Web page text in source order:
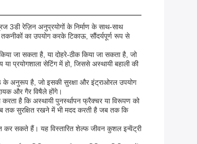
3डी रेज़िन अनुप्रयोगों के निर्माण के साथ-साथ
का उपयोग करके टिकाऊ, सौंदर्यपूर्ण रूप से
जा सकता है, या दोहरे-ठीक किया जा सकता है, जो
प्रयोगशाला सेटिंग में हो, जिससे अस्थायी बहाली की
के अनुरूप है, जो इसकी सुरक्षा और इंट्राओरल उपयोग
और गैर विषैले होंगे।
है कि अस्थायी पुनर्स्थापन फ्रैक्चर या विरूपण को
तक सुरक्षित रखने में भी मदद करती है जब तक कि
कर सकते हैं। यह विस्तारित शेल्फ जीवन कुशल इन्वेंट्री